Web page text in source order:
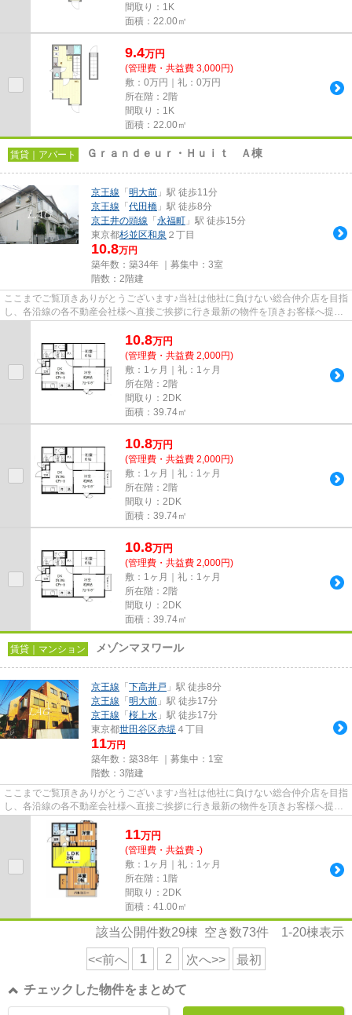
間取り：1K
面積：22.00㎡
9.4万円
(管理費・共益費 3,000円)
敷：0万円｜礼：0万円
所在階：2階
間取り：1K
面積：22.00㎡
賃貸｜アパート Ｇｒａｎｄｅｕｒ・Ｈｕｉｔ Ａ棟
京王線 「 明大前 」駅 徒歩11分
京王線 「 代田橋 」駅 徒歩8分
京王井の頭線 「 永福町 」駅 徒歩15分
東京都杉並区和泉 ２丁目
10.8万円
築年数：築34年 ｜募集中： 3室
階数：2階建
ここまでご覧頂きありがとうございます♪当社は他社に負けない総合仲介店を目指
し、各沿線の各不動産会社様へ直接ご挨拶に行き最新の物件を頂きお客様へ提供
10.8万円
(管理費・共益費 2,000円)
敷：1ヶ月｜礼：1ヶ月
所在階：2階
間取り：2DK
面積：39.74㎡
10.8万円
(管理費・共益費 2,000円)
敷：1ヶ月｜礼：1ヶ月
所在階：2階
間取り：2DK
面積：39.74㎡
10.8万円
(管理費・共益費 2,000円)
敷：1ヶ月｜礼：1ヶ月
所在階：2階
間取り：2DK
面積：39.74㎡
賃貸｜マンション メゾンマヌワール
京王線 「 下高井戸 」駅 徒歩8分
京王線 「 明大前 」駅 徒歩17分
京王線 「 桜上水 」駅 徒歩17分
東京都世田谷区赤堤 ４丁目
11万円
築年数：築38年 ｜募集中： 1室
階数：3階建
ここまでご覧頂きありがとうございます♪当社は他社に負けない総合仲介店を目指
し、各沿線の各不動産会社様へ直接ご挨拶に行き最新の物件を頂きお客様へ提供
しております！最新の情報は...
11万円
(管理費・共益費 -)
敷：1ヶ月｜礼：1ヶ月
所在階：1階
間取り：2DK
面積：41.00㎡
該当公開件数29棟 空き数73件 1-20棟表示
<<前へ 1 2 次へ>> 最初
チェックした物件をまとめて